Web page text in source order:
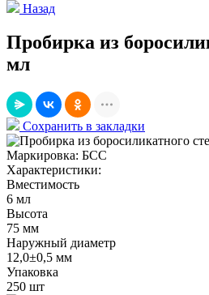
Назад
Пробирка из
мл
Сохранить в закладки
Маркировка: БСС
Характеристики:
Вместимость
6 мл
Высота
75 мм
Наружный диаметр
12,0±0,5 мм
Упаковка
250 шт